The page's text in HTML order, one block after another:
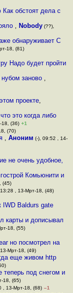
обстоят дела с
, Nobody(??),
обнаруживает С
18, (81)
Надо будет пройти
заново ,
проекте,
это когда либо
18, (36) +1
(70)
, Аноним (-), 09:52 , 14-
не очень удобное,
Комьюнити и
(45)
, 13-Мрт-18, (48)
IWD Baldurs gate
карты и дописывал
18, (55)
но посмотрел на
Мрт-18, (49)
еще живом http
теперь под снегом и
18, (65)
, 13-Мрт-18, (68) –1